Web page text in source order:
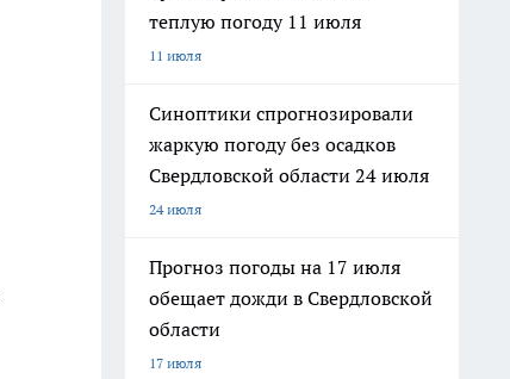
теплую погоду 11 июля
11 июля
Синоптики спрогнозировали
жаркую погоду без осадков
Свердловской области 24 июля
24 июля
Прогноз погоды на 17 июля
обещает дожди в Свердловской
области
17 июля